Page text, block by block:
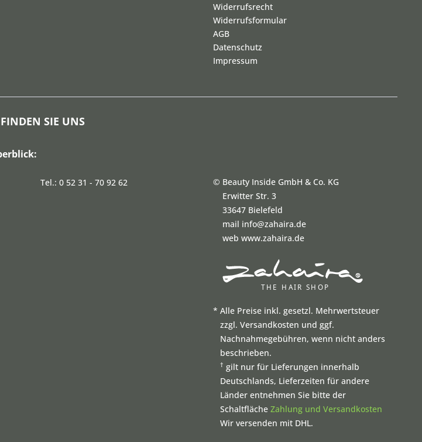
Widerrufsrecht
Widerrufsformular
AGB
Datenschutz
Impressum
SIE UNS
Tel.: 0 52 31 - 70 92 62 © Beauty Inside GmbH & Co. KG
Erwitter Str. 3
33647 Bielefeld
mail info@zahaira.de
web www.zahaira.de
* Alle Preise inkl. gesetzl. Mehrwertsteuer
zzgl. Versandkosten und ggf.
Nachnahmegebühren, wenn nicht anders
beschrieben.
† gilt nur für Lieferungen innerhalb
Deutschlands, Lieferzeiten für andere
Länder entnehmen Sie bitte der
Schaltfläche Zahlung und Versandkosten
Wir versenden mit DHL.